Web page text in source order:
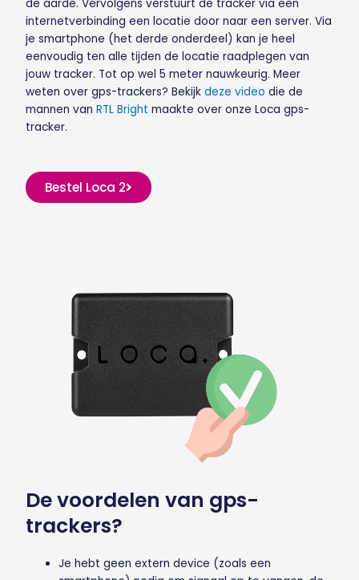
de aarde. Vervolgens verstuurt de tracker via een
internetverbinding een locatie door naar een server. Via
je smartphone (het derde onderdeel) kan je heel
eenvoudig ten alle tijden de locatie raadplegen van
jouw tracker. Tot op wel 5 meter nauwkeurig. Meer
weten over gps-trackers? Bekijkdeze video die de
mannen vanRTL Bright maakte over onze Loca gps-
tracker.
Bestel Loca 2
De voordelen van gps-
trackers?
Je hebt geen extern device (zoals een